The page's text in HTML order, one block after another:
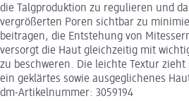
die Talgproduktion zu regulieren und
vergrößerten Poren sichtbar zu
beitragen, die Entstehung von
versorgt die Haut gleichzeitig mit
zu beschweren. Die leichte Textur
ein geklärtes sowie ausgeglichenes
dm-Artikelnummer: 3059194